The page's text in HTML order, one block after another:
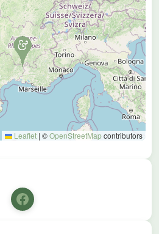
Leaflet | ©OpenStreetMapcontributors